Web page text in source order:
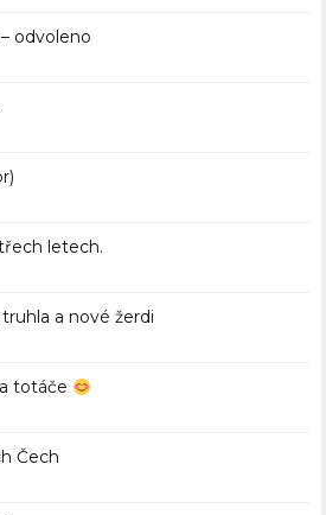
odvoleno
letech.
a nové žerdi
totáče
Čech